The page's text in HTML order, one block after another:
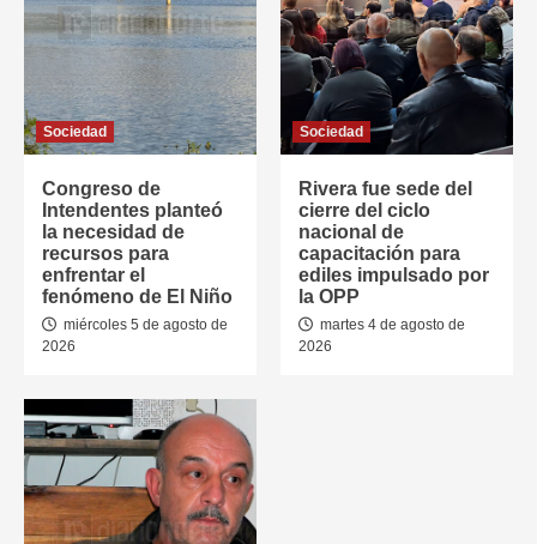
Sociedad
Congreso de
Intendentes planteó
la necesidad de
recursos para
enfrentar el
fenómeno de El Niño
miércoles 5 de agosto de
2026
Sociedad
Rivera fue sede del
cierre del ciclo
nacional de
capacitación para
ediles impulsado por
la OPP
martes 4 de agosto de
2026